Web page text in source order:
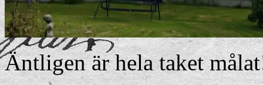
Äntligen är hela taket